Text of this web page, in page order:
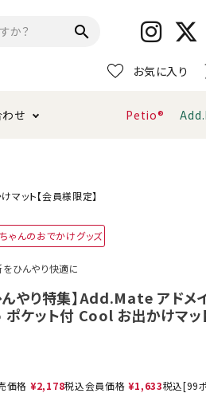
search
お気に入り
キャリーバッグ
おもちゃ
わせ Petio®
ット【会員様限定】
ゃんのおでかけグッズ
ひんやり快適に
んやり特集】Add.Mate アドメ
ケット付 Cool お出かけマッ
価格 ¥2,178税込会員価格 ¥1,633税込[99